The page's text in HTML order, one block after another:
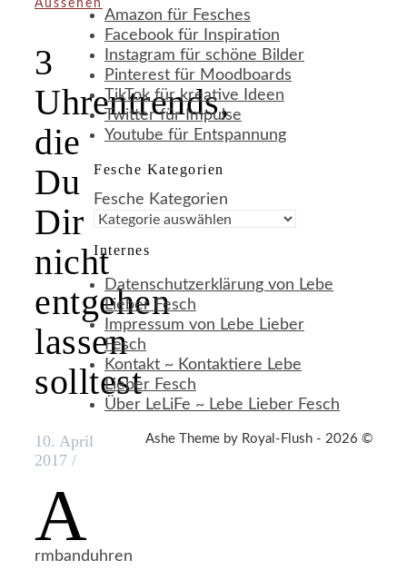
Aussehen
3
Uhrentrends,
die
Du
Dir
nicht
entgehen
lassen
solltest
10. April
2017 /
A
rmbanduhren
Amazon für Fesches
Facebook für Inspiration
Instagram für schöne Bilder
Pinterest für Moodboards
TikTok für kreative Ideen
Twitter für Impulse
Youtube für Entspannung
Fesche Kategorien
Fesche Kategorien
Internes
Datenschutzerklärung von Lebe
Lieber Fesch
Impressum von Lebe Lieber
Fesch
Kontakt ~ Kontaktiere Lebe
Lieber Fesch
Über LeLiFe ~ Lebe Lieber Fesch
Ashe Theme by Royal-Flush - 2026 ©